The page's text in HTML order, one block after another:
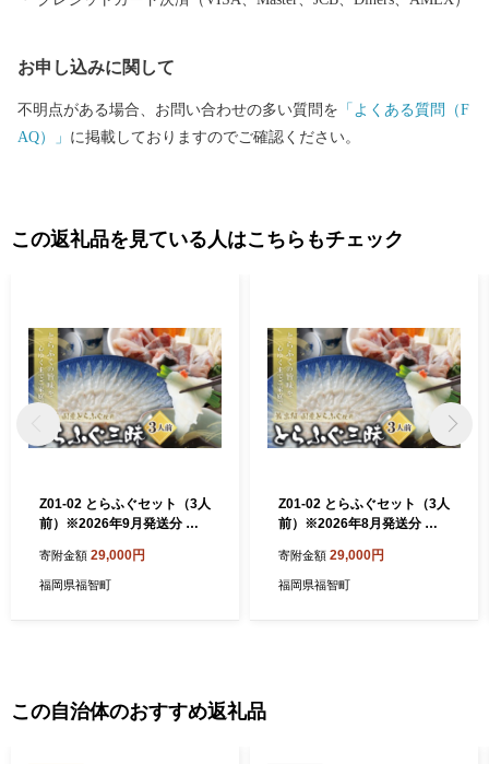
お申し込みに関して
不明点がある場合、お問い合わせの多い質問を 「よくある質問（F
AQ）」 に掲載しておりますのでご確認ください。
この返礼品を見ている人はこちらもチェック
Z01-02 とらふぐセット（3人
前）※2026年9月発送分 ふ
き とらふぐ トラフグ ふぐ 河
豚 ふぐちり 人気 とらふぐ 国
寄附金額 29,000円
福岡県福智町
Z01-02 とらふぐセット（3人
前）※2026年8月発送分 ふ
き とらふぐ トラフグ ふぐ 河
豚 ふぐちり 人気 とらふぐ 国
寄附金額 29,000円
福岡県福智町
この自治体のおすすめ返礼品